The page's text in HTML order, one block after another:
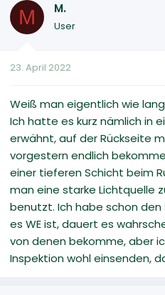
M M.
User
23. April 2022
Weiß man eigentlich wie
Ich hatte es kurz nämlich in
erwähnt, auf der Rückseite
vorgestern endlich
einer tieferen Schicht beim
man eine starke Lichtquelle
benutzt. Ich habe schon
es WE ist, dauert es
von denen bekomme, aber
Inspektion wohl einsenden,